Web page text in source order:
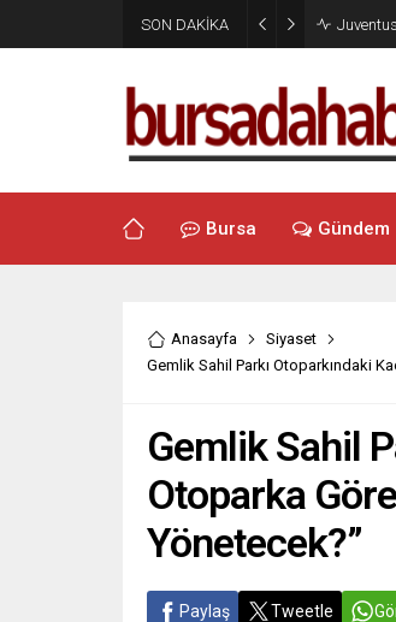
SON DAKİKA
Bursa Gündem
Anasayfa
Siyaset
Gemlik Sahil Parkı Otoparkındaki
Gemlik Sahil
Otoparka
Yönetecek?”
Paylaş Tweetle